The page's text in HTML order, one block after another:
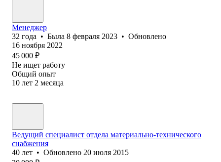
Менеджер
32 года • Была 8 февраля 2023 • Обновлено
16 ноября 2022
45 000 ₽
Не ищет работу
Общий опыт
10 лет 2 месяца
Ведущий специалист отдела материально-технического
снабжения
40 лет • Обновлено 20 июля 2015